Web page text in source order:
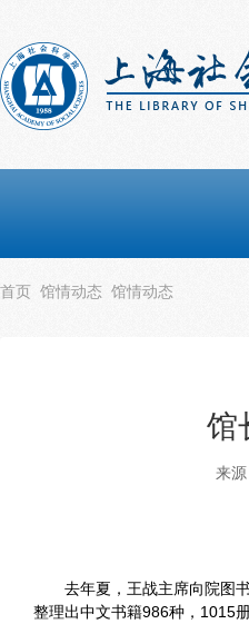
首页 馆情动态 馆情动态
馆
来
去年夏，王战主席向院图
整理出中文书籍986种， 1015